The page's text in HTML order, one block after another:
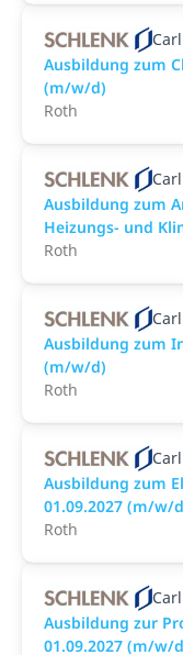
Ausbildung zum
(m/w/d)
Roth
Ausbildung zum
Heizungs- und
Roth
Ausbildung zum
(m/w/d)
Roth
Ausbildung zum
01.09.2027 (m/w/
Roth
Ausbildung zur
01.09.2027 (m/w/